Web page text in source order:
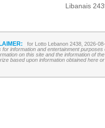
Libanais
for Lotto Lebanon 2438, 2026-
for information and entertainment
on this site and the information of
based upon information obtained here